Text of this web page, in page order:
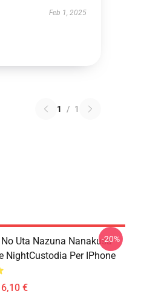
Feb 1, 2025
1 / 1
Uta Nazuna Nanakusa
NightCustodia Per IPhone
€
-20%